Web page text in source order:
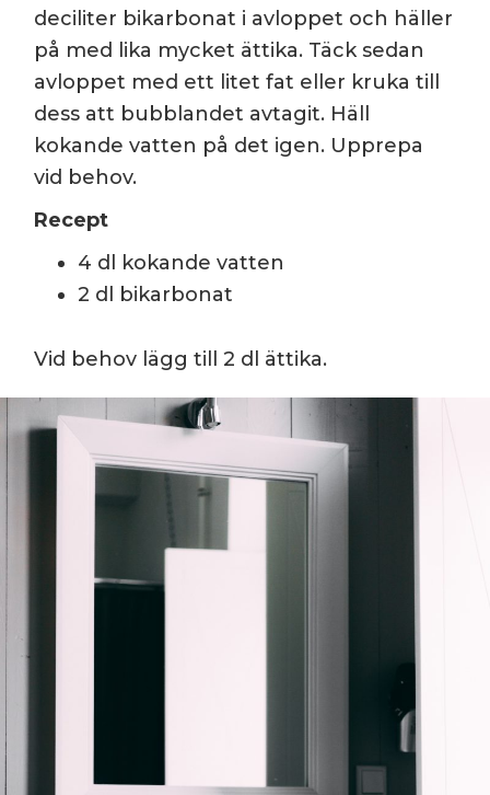
deciliter bikarbonat i avloppet och häller
på med lika mycket ättika. Täck sedan
avloppet med ett litet fat eller kruka till
dess att bubblandet avtagit. Häll
kokande vatten på det igen. Upprepa
vid behov.
Recept
4 dl kokande vatten
2 dl bikarbonat
Vid behov lägg till 2 dl ättika.